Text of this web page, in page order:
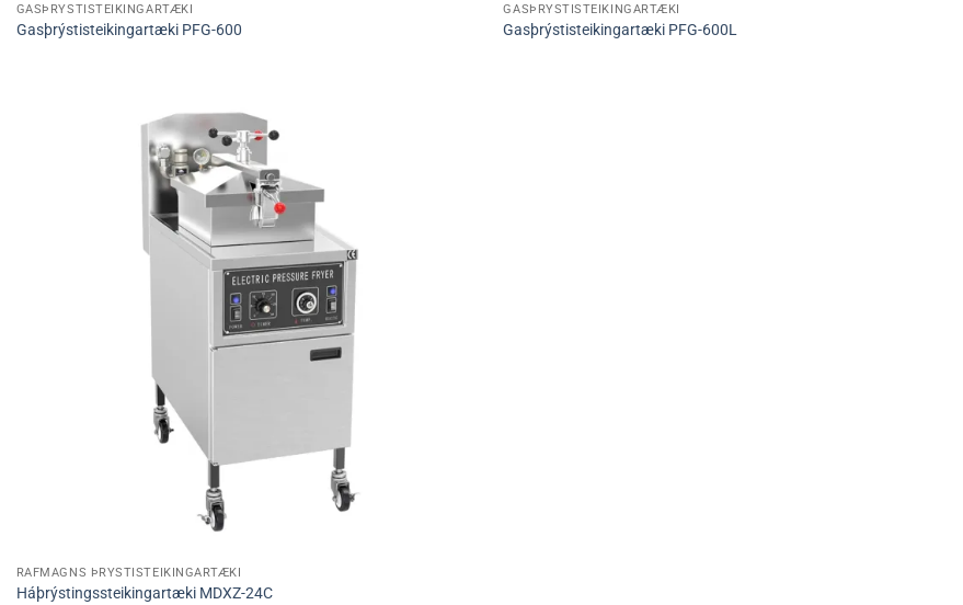
GASÞRÝSTISTEIKINGARTÆKI
Gasþrýstisteikingartæki PFG-600
GASÞRÝSTISTEIKINGARTÆKI
Gasþrýstisteikingartæki PFG-600L
RAFMAGNS ÞRÝSTISTEIKINGARTÆKI
Háþrýstingssteikingartæki MDXZ-24C